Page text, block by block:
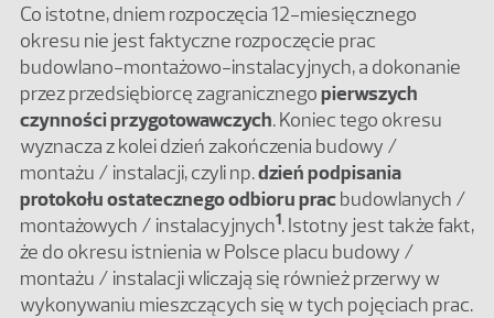
Co istotne, dniem rozpoczęcia 12-miesięcznego
okresu nie jest faktyczne rozpoczęcie prac
budowlano-montażowo-instalacyjnych, a dokonanie
przez przedsiębiorcę zagranicznegopierwszych
czynności przygotowawczych. Koniec tego okresu
wyznacza z kolei dzień zakończenia budowy /
montażu / instalacji, czyli np.dzień podpisania
protokołu ostatecznego odbioru pracbudowlanych /
montażowych / instalacyjnych1. Istotny jest także fakt,
że do okresu istnienia w Polsce placu budowy /
montażu / instalacji wliczają się również przerwy w
wykonywaniu mieszczących się w tych pojęciach prac.